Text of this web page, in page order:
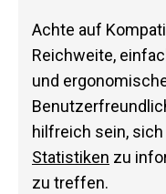
Achte auf
Reichweite,
und
hilfreich sein,
Statistiken zu
zu treffen.